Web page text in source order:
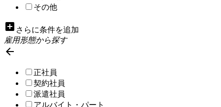
その他
add_box さらに条件を追加
雇用形態から探す

正社員
契約社員
派遣社員
アルバイト・パート